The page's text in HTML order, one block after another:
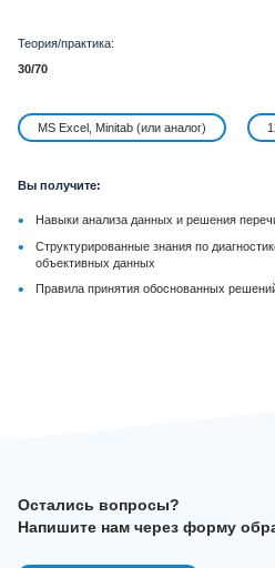
Теория/практика:
30/70
MS Excel, Minitab (или аналог)
Вы получите:
• Навыки анализа данных и решения
•
Структурированные знания по
объективных данных
• Правила принятия обоснованных
Остались вопросы?
Напишите нам через форму